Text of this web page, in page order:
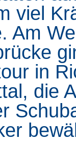
viel
Am
in
die